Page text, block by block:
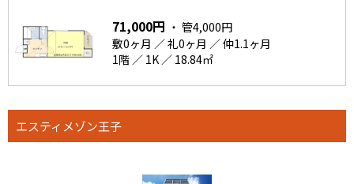
71,000円 ・ 管4,000円
敷0ヶ月 ／ 礼0ヶ月 ／ 仲1.1ヶ月
1階 ／ 1K ／ 18.84㎡
エスティメゾン王子